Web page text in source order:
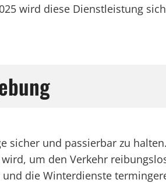
wird diese Dienstleistung
sicher und passierbar zu
um den Verkehr
und die Winterdienste